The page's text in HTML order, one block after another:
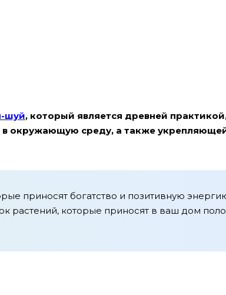
шуй, который является древней
окружающую среду, а также
приносят богатство и позитивную
растений, которые приносят в ваш дом